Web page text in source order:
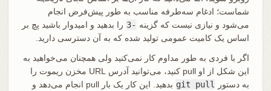
شماست؛ ادغام سه‌طرفه مناسب به طور پیش‌فرض انجام
می‌شود و نیازی نیست که گزینه -3
را بدهید و امیدوار باشید پچ بر
اساس یک کامیت عمومی تولید شده که به آن دسترسی دارید.
اگر با فردی به طور مداوم کار نمی‌کنید ولی همچنان می‌خواهید به
این شکل از او pull کنید، می‌توانید آدرس URL مخزن ریموت را
به دستور
git pull
بدهید. این کار یک بار pull انجام می‌دهد و